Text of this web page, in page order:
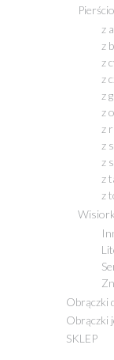
z
z
z
z
z
z
z
z
z
z
z
Obrączki
Obrączki
SKLEP